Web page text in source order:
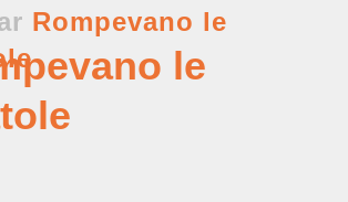
Rompevano le
le